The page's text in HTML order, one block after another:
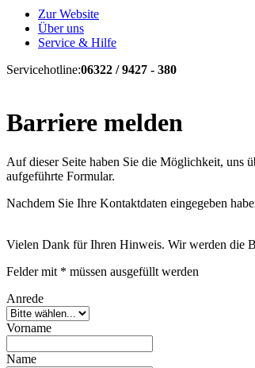
Zur Website
Über uns
Service & Hilfe
Servicehotline:06322 / 9427 - 380
Barriere melden
Auf dieser Seite haben Sie die Möglichkeit, uns
aufgeführte Formular.
Nachdem Sie Ihre Kontaktdaten eingegeben
Vielen Dank für Ihren Hinweis. Wir werden die
Felder mit * müssen ausgefüllt werden
Anrede
Vorname
Name